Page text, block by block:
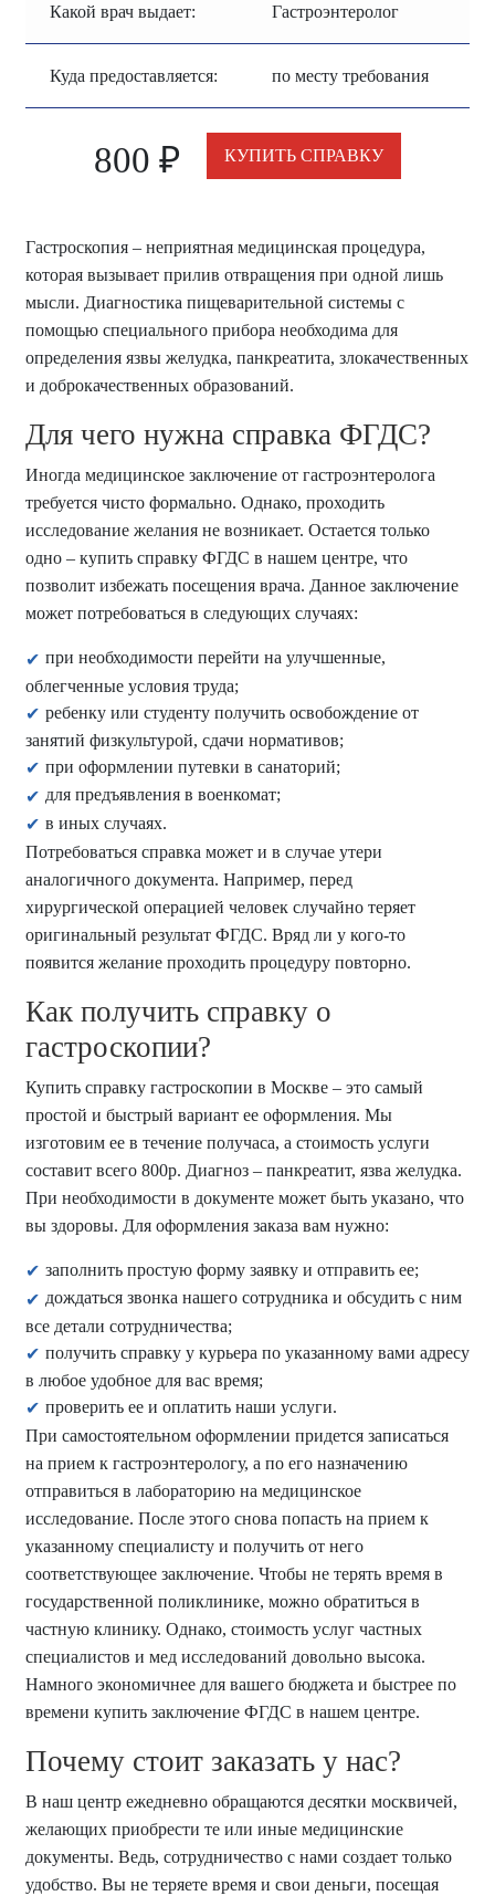
Какой врач выдает: Гастроэнтеролог
Куда предоставляется: по месту требования
800 ₽ КУПИТЬ СПРАВКУ
Гастроскопия – неприятная медицинская процедура,
которая вызывает прилив отвращения при одной лишь
мысли. Диагностика пищеварительной системы с
помощью специального прибора необходима для
определения язвы желудка, панкреатита, злокачественных
и доброкачественных образований.
Для чего нужна справка ФГДС?
Иногда медицинское заключение от гастроэнтеролога
требуется чисто формально. Однако, проходить
исследование желания не возникает. Остается только
одно – купить справку ФГДС в нашем центре, что
позволит избежать посещения врача. Данное заключение
может потребоваться в следующих случаях:
при необходимости перейти на улучшенные,
облегченные условия труда;
ребенку или студенту получить освобождение от
занятий физкультурой, сдачи нормативов;
при оформлении путевки в санаторий;
для предъявления в военкомат;
в иных случаях.
Потребоваться справка может и в случае утери
аналогичного документа. Например, перед
хирургической операцией человек случайно теряет
оригинальный результат ФГДС. Вряд ли у кого-то
появится желание проходить процедуру повторно.
Как получить справку о
гастроскопии?
Купить справку гастроскопии в Москве – это самый
простой и быстрый вариант ее оформления. Мы
изготовим ее в течение получаса, а стоимость услуги
составит всего 800р. Диагноз – панкреатит, язва желудка.
При необходимости в документе может быть указано, что
вы здоровы. Для оформления заказа вам нужно:
заполнить простую форму заявку и отправить ее;
дождаться звонка нашего сотрудника и обсудить с ним
все детали сотрудничества;
получить справку у курьера по указанному вами адресу
в любое удобное для вас время;
проверить ее и оплатить наши услуги.
При самостоятельном оформлении придется записаться
на прием к гастроэнтерологу, а по его назначению
отправиться в лабораторию на медицинское
исследование. После этого снова попасть на прием к
указанному специалисту и получить от него
соответствующее заключение. Чтобы не терять время в
государственной поликлинике, можно обратиться в
частную клинику. Однако, стоимость услуг частных
специалистов и мед исследований довольно высока.
Намного экономичнее для вашего бюджета и быстрее по
времени купить заключение ФГДС в нашем центре.
Почему стоит заказать у нас?
В наш центр ежедневно обращаются десятки москвичей,
желающих приобрести те или иные медицинские
документы. Ведь, сотрудничество с нами создает только
удобство. Вы не теряете время и свои деньги, посещая